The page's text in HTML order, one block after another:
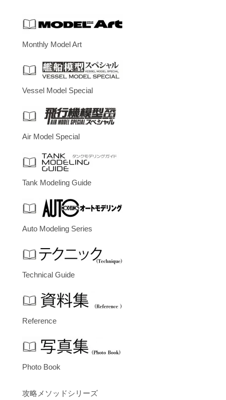
Monthly Model Art
Vessel Model Special
Air Model Special
Tank Modeling Guide
Auto Modeling Series
Technical Guide
Reference
Photo Book
攻略メソッドシリーズ